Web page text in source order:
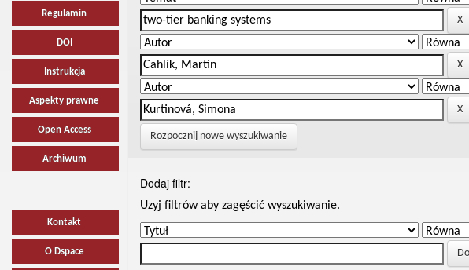
Regulamin
DOI
Instrukcja
Aspekty prawne
Open Access
Archiwum
Kontakt
O Dspace
Rozpocznij nowe wyszukiwanie
Dodaj filtr:
Uzyj filtrów aby zagęścić wyszukiwanie.